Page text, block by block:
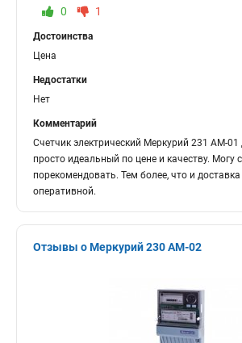
0 1
Достоинства
Цена
Недостатки
Нет
Комментарий
Счетчик электрический Меркурий 231 АМ-01
просто идеальный по цене и качеству. Могу
порекомендовать. Тем более, что и
оперативной.
Отзывы о Меркурий 230 АМ-02